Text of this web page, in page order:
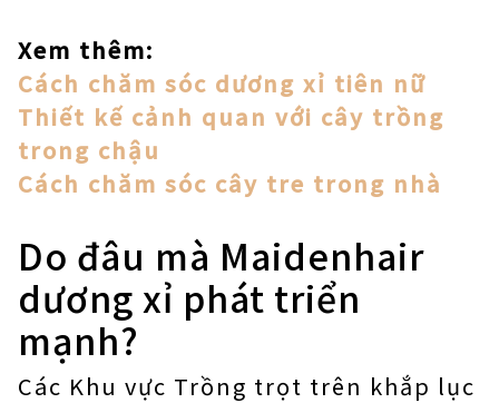
Xem thêm:
Cách chăm sóc dương xỉ tiên nữ
Thiết kế cảnh quan với cây trồng
trong chậu
Cách chăm sóc cây tre trong nhà
Do đâu mà Maidenhair
dương xỉ phát triển
mạnh?
Các Khu vực Trồng trọt trên khắp lục